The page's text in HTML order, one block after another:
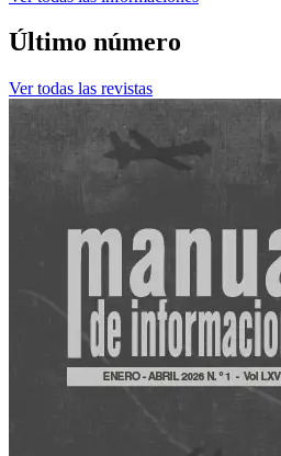
Último número
Ver todas las revistas